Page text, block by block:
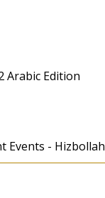
Arabic Edition
Events - Hizbollah